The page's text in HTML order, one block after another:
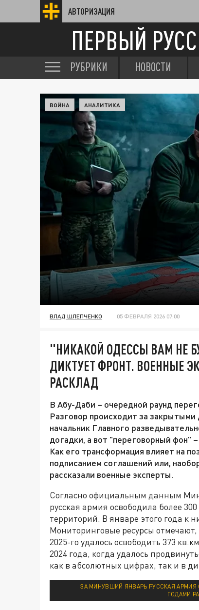
АВТОРИЗАЦИЯ
ПЕРВЫЙ
РУБРИКИ НОВОСТИ
ВОЙНА АНАЛИТИКА
ВЛАД ШЛЕПЧЕНКО 05 ФЕВРАЛЯ 2026 07:00
"НИКАКОЙ ОДЕССЫ ВАМ НЕ
ДИКТУЕТ ФРОНТ. ВОЕННЫЕ
РАСКЛАД
В Абу-Даби – очередной раунд
Разговор происходит за
начальник Главного
догадки, а вот "переговорный фон"
Как его трансформация влияет на
подписанием соглашений или,
рассказали военные эксперты.
Согласно официальным данным
русская армия освободила более
территорий. В январе этого года к
Мониторинговые ресурсы
2025-го удалось освободить 373
2024 года, когда удалось
как в абсолютных цифрах, так и в
ЗА МИНУВШИЙ ЯНВАРЬ РУССКАЯ
ГОДАМИ